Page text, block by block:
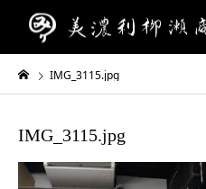
IMG_3115.jpg
IMG_3115.jpg